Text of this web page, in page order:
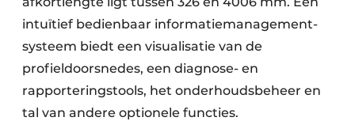
intuïtief bedienbaar informatiemanagement­
systeem biedt een visualisatie van de
profieldoorsnedes, een diagnose- en
rapporteringstools, het onderhoudsbeheer en
tal van andere optionele functies.